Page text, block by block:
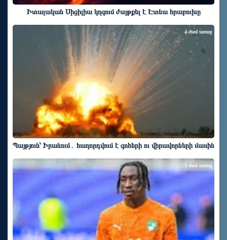
Իտալական Սիցիլիա կղզում ժայթքել է Էտնա հրաբուխը
Պայթյուն՝ Իրանում․ հաղորդվում է զոհերի ու վիրավորների մասին
4 ժամ առաջ
3 ժամ առաջ